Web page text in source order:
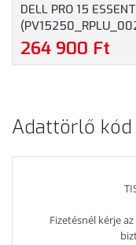
DELL PRO 15
CORE I7-1355U,
BILLENTYŰZET,
264 900 Ft
Adattörlő kód
Fizetésnél kérje